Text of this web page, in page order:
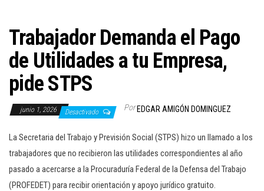
Trabajador Demanda el Pago
de Utilidades a tu Empresa,
pide STPS
junio 1, 2026 Desactivado Por EDGAR AMIGÓN DOMINGUEZ
La Secretaria del Trabajo y Previsión Social (STPS) hizo un llamado a los
trabajadores que no recibieron las utilidades correspondientes al año
pasado a acercarse a la Procuraduría Federal de la Defensa del Trabajo
(PROFEDET) para recibir orientación y apoyo jurídico gratuito.